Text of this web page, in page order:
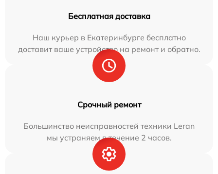
Бесплатная доставка
Наш курьер в Екатеринбурге бесплатно
доставит ваше устройство на ремонт и обратно.
Срочный ремонт
Большинство неисправностей техники Leran
мы устраняем в течение 2 часов.